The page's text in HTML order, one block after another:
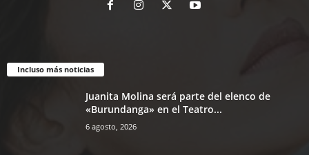
Incluso más noticias
Juanita Molina será parte del elenco de
«Burundanga» en el Teatro...
6 agosto, 2026